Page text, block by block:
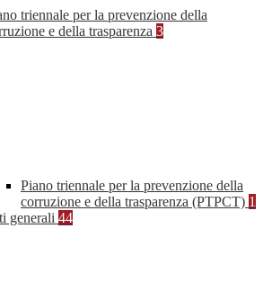
triennale per la prevenzione della
e della trasparenza 3
Piano triennale per la prevenzione della
corruzione e della trasparenza (PTPCT) 1
generali 44